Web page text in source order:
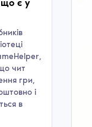
є у
чит
гри,
і
в